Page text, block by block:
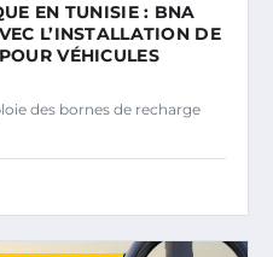
EN TUNISIE : BNA
L’INSTALLATION DE
VÉHICULES
des bornes de recharge